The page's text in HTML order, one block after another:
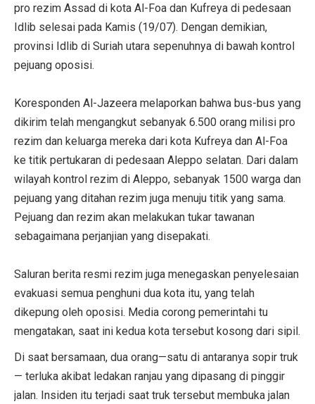
pro rezim Assad di kota Al-Foa dan Kufreya di pedesaan
Idlib selesai pada Kamis (19/07). Dengan demikian,
provinsi Idlib di Suriah utara sepenuhnya di bawah kontrol
pejuang oposisi.
Koresponden Al-Jazeera melaporkan bahwa bus-bus yang
dikirim telah mengangkut sebanyak 6.500 orang milisi pro
rezim dan keluarga mereka dari kota Kufreya dan Al-Foa
ke titik pertukaran di pedesaan Aleppo selatan. Dari dalam
wilayah kontrol rezim di Aleppo, sebanyak 1500 warga dan
pejuang yang ditahan rezim juga menuju titik yang sama.
Pejuang dan rezim akan melakukan tukar tawanan
sebagaimana perjanjian yang disepakati.
Saluran berita resmi rezim juga menegaskan penyelesaian
evakuasi semua penghuni dua kota itu, yang telah
dikepung oleh oposisi. Media corong pemerintahi tu
mengatakan, saat ini kedua kota tersebut kosong dari sipil.
Di saat bersamaan, dua orang—satu di antaranya sopir truk
— terluka akibat ledakan ranjau yang dipasang di pinggir
jalan. Insiden itu terjadi saat truk tersebut membuka jalan